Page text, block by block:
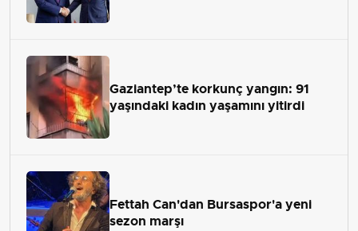
Gaziantep’te korkunç yangın: 91
yaşındaki kadın yaşamını yitirdi
Fettah Can'dan Bursaspor'a yeni
sezon marşı